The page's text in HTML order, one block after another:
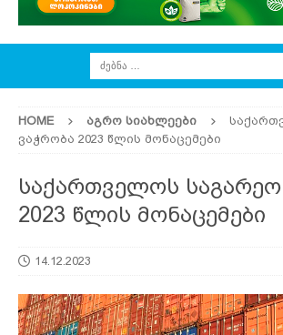
HOME ᲐᲒᲠᲝ ᲡᲘᲐᲮᲚᲔᲔᲑᲘ
ვაჭრობა 2023 წლის მონაცემები
საქართველოს
2023 წლის მონაცემები
14.12.2023